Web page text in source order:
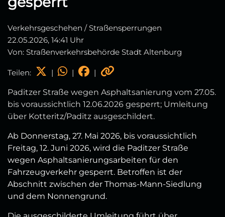
Verkehrsgeschehen / Straßensperrungen
22.05.2026, 14:41 Uhr
Von: Straßenverkehrsbehörde Stadt Altenburg
Teilen: | | |
Paditzer Straße wegen Asphaltsanierung vom 27.05.
bis voraussichtlich 12.06.2026 gesperrt; Umleitung
über Kotteritz/Paditz ausgeschildert.
Ab Donnerstag, 27. Mai 2026, bis voraussichtlich
Freitag, 12. Juni 2026, wird die Paditzer Straße
wegen Asphaltsanierungsarbeiten für den
Fahrzeugverkehr gesperrt. Betroffen ist der
Abschnitt zwischen der Thomas‑Mann‑Siedlung
und dem Nonnengrund.